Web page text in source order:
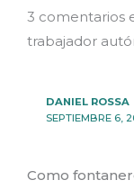
3 comentarios
trabajador
DANIEL ROSSA
SEPTIEMBRE 6,
Como